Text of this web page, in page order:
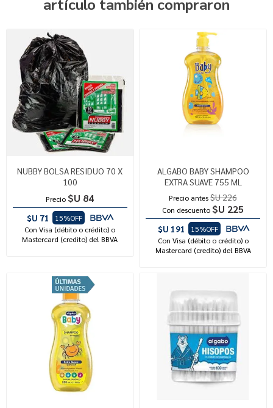
NUBBY BOLSA RESIDUO 70 X
100
Precio $U 84
$U 71
15%OFF
Con Visa (débito o crédito) o
Mastercard (credito) del BBVA
ALGABO BABY SHAMPOO
EXTRA SUAVE 755 ML
Precio antes$U 226
Con descuento $U 225
$U 191
15%OFF
Con Visa (débito o crédito) o
Mastercard (credito) del BBVA